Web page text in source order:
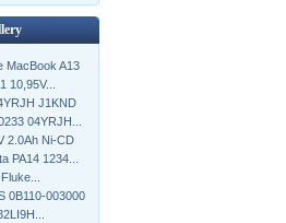
MacBook A13
10,95V...
J1KND
04YRJH...
2.0Ah Ni-CD
PA14 1234...
0B110-003000